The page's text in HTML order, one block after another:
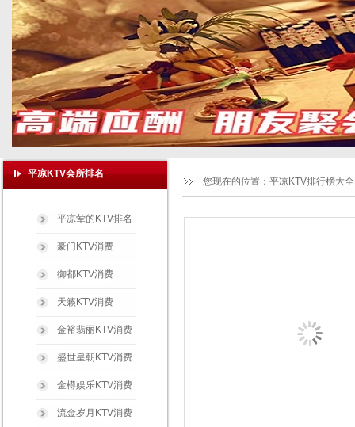
您现在的位置： 平凉KTV排行榜大全
平凉KTV会所排名
平凉荤的KTV排名
豪门KTV消费
御都KTV消费
天籁KTV消费
金裕翡丽KTV消费
盛世皇朝KTV消费
金樽娱乐KTV消费
流金岁月KTV消费